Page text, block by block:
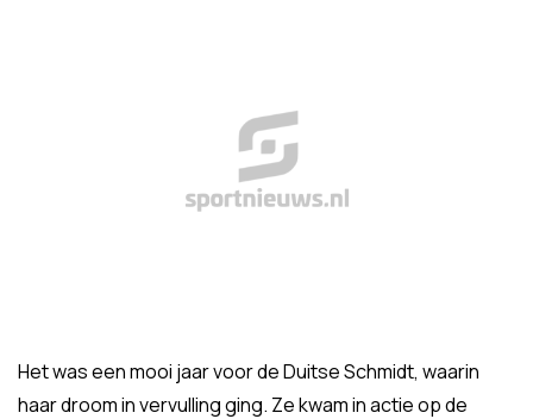
Het was een mooi jaar voor de Duitse Schmidt, waarin
haar droom in vervulling ging. Ze kwam in actie op de